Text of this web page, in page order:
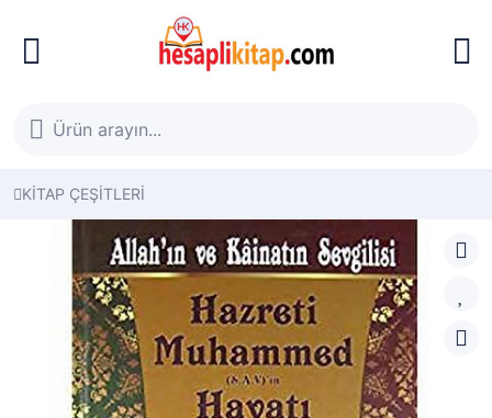
KİTAP ÇEŞİTLERİ